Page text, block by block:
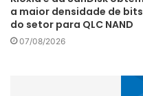
a maior densidade de bits
do setor para QLC NAND
07/08/2026